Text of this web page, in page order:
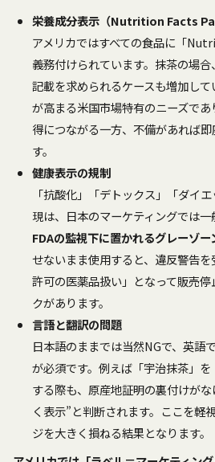
栄養成分表示（Nutrition Facts
アメリカではすべての食品に「
義務付けられています。抹茶の場
記載を求められるケースも増加し
が高まる米国市場特有のニーズで
得につながる一方、不備があれば
す。
健康表示の規制
「抗酸化」「デトックス」「ダイ
現は、日本のマーケティングでは
FDAの監視下に置かれるグレーゾー
せないまま使用すると、違反警告
許可の医薬品扱い」となって販売
クがあります。
言語と翻訳の問題
日本語のままでは当然NGで、英語
が必須です。例えば「宇治抹茶」
する際も、原産地証明の裏付けが
く表示”と判断されます。ここを軽
ジを大きく損ねる結果となります。